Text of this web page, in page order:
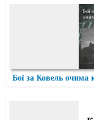
Бої за Ковель очима